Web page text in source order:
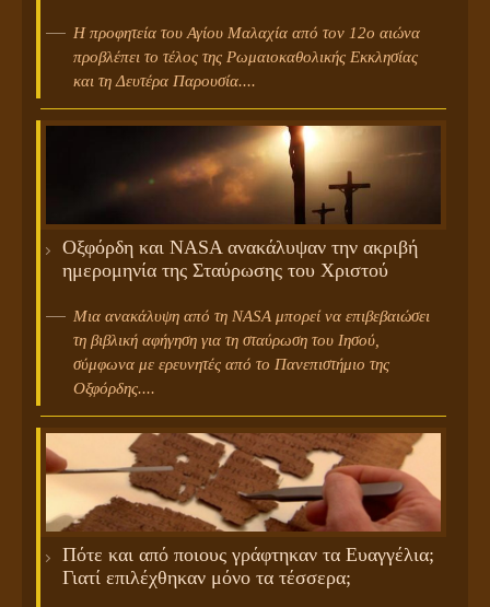
Η προφητεία του Αγίου Μαλαχία από τον 12ο αιώνα
προβλέπει το τέλος της Ρωμαιοκαθολικής Εκκλησίας
και τη Δευτέρα Παρουσία....
Οξφόρδη και NASA ανακάλυψαν την ακριβή
ημερομηνία της Σταύρωσης του Χριστού
Μια ανακάλυψη από τη NASA μπορεί να επιβεβαιώσει
τη βιβλική αφήγηση για τη σταύρωση του Ιησού,
σύμφωνα με ερευνητές από το Πανεπιστήμιο της
Οξφόρδης....
Πότε και από ποιους γράφτηκαν τα Ευαγγέλια;
Γιατί επιλέχθηκαν μόνο τα τέσσερα;